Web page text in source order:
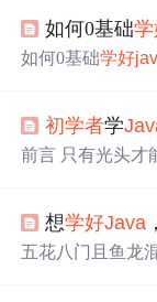
（ javaweb）。
（1）、javaCS
如何0基础
如何0基础学好
年的“老司机”如
要学会，还要应
通过观看相关的
初学者学
前言 只有光头才能变强。 文本已收录至我的GitHub精选文
什么呢？》
va到底能做什么
想学好Java
五花八门且鱼龙